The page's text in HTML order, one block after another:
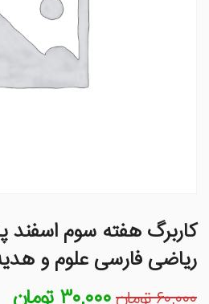
کاربرگ هفته سوم اسفند
ریاضی فارسی علوم و